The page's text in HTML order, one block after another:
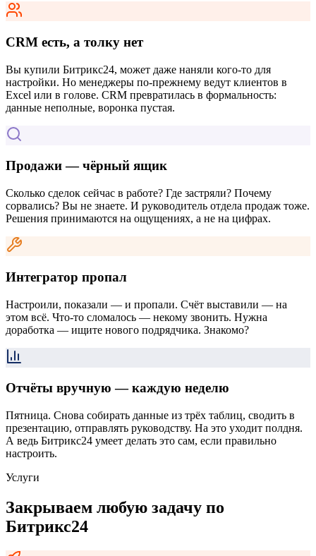
CRM есть, а толку нет
Вы купили Битрикс24, может даже наняли кого-то для
настройки. Но менеджеры по-прежнему ведут клиентов в
Excel или в голове. CRM превратилась в формальность:
данные неполные, воронка пустая.
Продажи — чёрный ящик
Сколько сделок сейчас в работе? Где застряли? Почему
сорвались? Вы не знаете. И руководитель отдела продаж тоже.
Решения принимаются на ощущениях, а не на цифрах.
Интегратор пропал
Настроили, показали — и пропали. Счёт выставили — на
этом всё. Что-то сломалось — некому звонить. Нужна
доработка — ищите нового подрядчика. Знакомо?
Отчёты вручную — каждую неделю
Пятница. Снова собирать данные из трёх таблиц, сводить в
презентацию, отправлять руководству. На это уходит полдня.
А ведь Битрикс24 умеет делать это сам, если правильно
настроить.
Услуги
Закрываем любую задачу по
Битрикс24